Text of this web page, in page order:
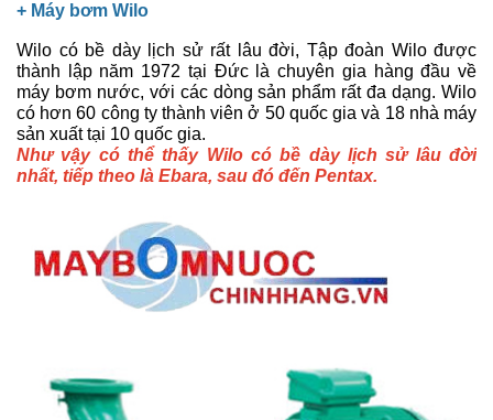
+ Máy bơm Wilo
Wilo có bề dày lịch sử rất lâu đời, Tập đoàn Wilo được
thành lập năm 1972 tại Đức là chuyên gia hàng đầu về
máy bơm nước, với các dòng sản phẩm rất đa dạng. Wilo
có hơn 60 công ty thành viên ở 50 quốc gia và 18 nhà máy
sản xuất tại 10 quốc gia.
Như vậy có thể thấy Wilo có bề dày lịch sử lâu đời
nhất, tiếp theo là Ebara, sau đó đến Pentax.